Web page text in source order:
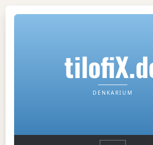
DENKARIUM